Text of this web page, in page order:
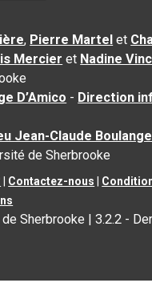
, Pierre Martel et
Mercier et Nadine
D’Amico - Direction
Jean-Claude
de Sherbrooke
Contactez-nous
Sherbrooke |3.2.2 -